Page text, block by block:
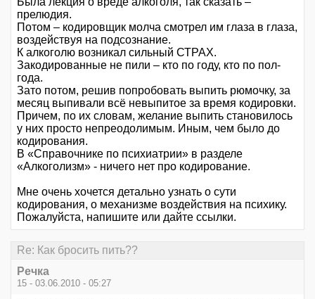
прелюдия.
Потом – кодировщик молча смотрел им глаза в глаза,
воздействуя на подсознание.
К алкоголю возникал сильный СТРАХ.
Закодированные не пили – кто по году, кто по пол-
года.
Зато потом, решив попробовать выпить рюмочку, за
месяц выпивали всё невыпитое за время кодировки.
Причем, по их словам, желание выпить становилось
у них просто непреодолимым. Иным, чем было до
кодирования.
В «Справочнике по психиатрии» в разделе
«Алкоголизм» - ничего нет про кодирование.
Мне очень хочется детально узнать о сути
кодирования, о механизме воздействия на психику.
Пожалуйста, напишите или дайте ссылки.
Re: Как бросить пить??
Речка
15 - 03.06.2010 - 05:27